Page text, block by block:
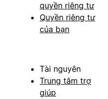
quyền riêng tư
Quyền riêng tư
của bạn
Tài nguyên
Trung tâm trợ
giúp